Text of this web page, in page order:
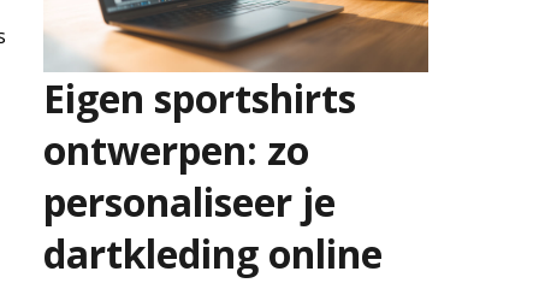
Eigen sportshirts
ontwerpen: zo
personaliseer je
dartkleding online